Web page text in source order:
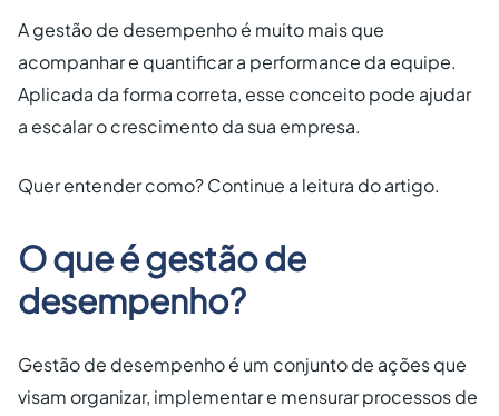
A gestão de desempenho é muito mais que
acompanhar e quantificar a performance da equipe.
Aplicada da forma correta, esse conceito pode ajudar
a escalar o crescimento da sua empresa.
Quer entender como? Continue a leitura do artigo.
O que é gestão de
desempenho?
Gestão de desempenho é um conjunto de ações que
visam organizar, implementar e mensurar processos de